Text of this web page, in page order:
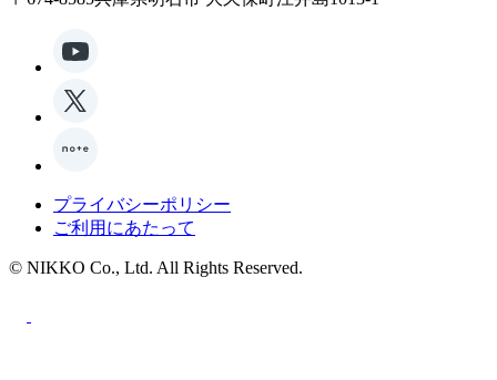
プライバシーポリシー
ご利用にあたって
© NIKKO Co., Ltd. All Rights Reserved.